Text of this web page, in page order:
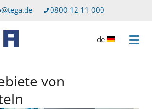
0800 12 11 000
Menü
de
von